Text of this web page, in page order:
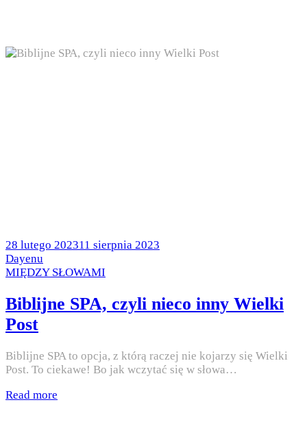
Posted
on
28 lutego 202311 sierpnia 2023
by
Dayenu
Posted
MIĘDZY SŁOWAMI
Biblijne SPA, czyli nieco inny Wielki
Post
Biblijne SPA to opcja, z którą raczej nie kojarzy się Wielki
Post. To ciekawe! Bo jak wczytać się w słowa…
Read more